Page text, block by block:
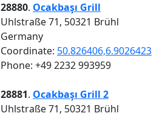
28880. Ocakbaşı Grill
Uhlstraße 71, 50321 Brühl
Germany
Coordinate: 50.826406,6.9026423
Phone: +49 2232 993959
28881. Ocakbaşı Grill 2
Uhlstraße 71, 50321 Brühl